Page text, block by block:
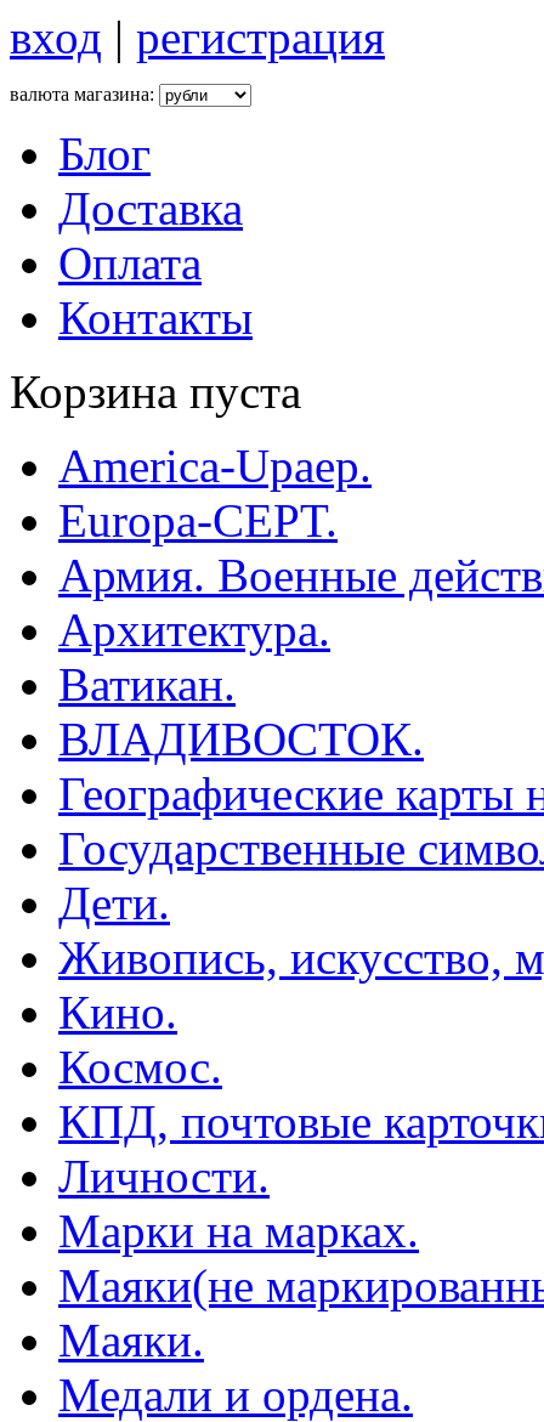
вход | регистрация
валюта магазина:
Блог
Доставка
Оплата
Контакты
Корзина пуста
America-Upaep.
Europa-CEPT.
Армия. Военные
Архитектура.
Ватикан.
ВЛАДИВОСТОК.
Географические карты
Государственные
Дети.
Живопись, искусство,
Кино.
Космос.
КПД, почтовые
Личности.
Марки на марках.
Маяки(не
Маяки.
Медали и ордена.